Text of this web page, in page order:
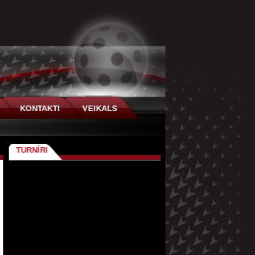
KONTAKTI
VEIKALS
TURNĪRI